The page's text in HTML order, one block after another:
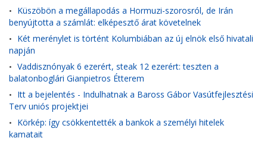
• Küszöbön a megállapodás a Hormuzi-szorosról, de Irán
benyújtotta a számlát: elképesztő árat követelnek
• Két merénylet is történt Kolumbiában az új elnök első hivatali
napján
• Vaddisznónyak 6 ezerért, steak 12 ezerért: teszten a
balatonboglári Gianpietros Étterem
• Itt a bejelentés - Indulhatnak a Baross Gábor Vasútfejlesztési
Terv uniós projektjei
• Körkép: így csökkentették a bankok a személyi hitelek
kamatait